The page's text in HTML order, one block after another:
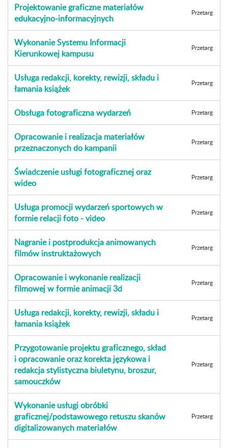
Projektowanie graficzne materiałów
edukacyjno-informacyjnych
Przetarg
Wykonanie Systemu Informacji
Kierunkowej kampusu
Przetarg
Usługa redakcji, korekty, rewizji, składu i
łamania książek
Przetarg
Obsługa fotograficzna wydarzeń Przetarg
Opracowanie i realizacja materiałów
przeznaczonych do kampanii
Przetarg
Świadczenie usługi fotograficznej oraz
wideo
Przetarg
Usługa promocji wydarzeń sportowych w
formie relacji foto - video
Przetarg
Nagranie i postprodukcja animowanych
filmów instruktażowych
Przetarg
Opracowanie i wykonanie realizacji
filmowej w formie animacji 3d
Przetarg
Usługa redakcji, korekty, rewizji, składu i
łamania książek
Przetarg
Przygotowanie projektu graficznego, skład
i opracowanie oraz korekta językowa i
redakcja stylistyczna biuletynu, broszur,
samouczków
Przetarg
Wykonanie usługi obróbki
graficznej/podstawowego retuszu skanów
digitalizowanych materiałów
Przetarg